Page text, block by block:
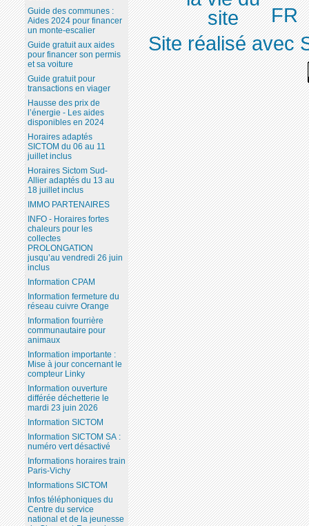
Guide des communes :
Aides 2024 pour financer
un monte-escalier
Guide gratuit aux aides
pour financer son permis
et sa voiture
Guide gratuit pour
transactions en viager
Hausse des prix de
l’énergie - Les aides
disponibles en 2024
Horaires adaptés
SICTOM du 06 au 11
juillet inclus
Horaires Sictom Sud-
Allier adaptés du 13 au
18 juillet inclus
IMMO PARTENAIRES
INFO - Horaires fortes
chaleurs pour les
collectes
PROLONGATION
jusqu’au vendredi 26 juin
inclus
Information CPAM
Information fermeture du
réseau cuivre Orange
Information fourrière
communautaire pour
animaux
Information importante :
Mise à jour concernant le
compteur Linky
Information ouverture
différée déchetterie le
mardi 23 juin 2026
Information SICTOM
Information SICTOM SA :
numéro vert désactivé
Informations horaires train
Paris-Vichy
Informations SICTOM
Infos téléphoniques du
Centre du service
national et de la jeunesse
FR
Site réalisé avec